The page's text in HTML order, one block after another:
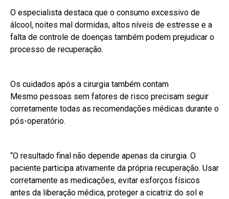
O especialista destaca que o consumo excessivo de
álcool, noites mal dormidas, altos níveis de estresse e a
falta de controle de doenças também podem prejudicar o
processo de recuperação.
Os cuidados após a cirurgia também contam
Mesmo pessoas sem fatores de risco precisam seguir
corretamente todas as recomendações médicas durante o
pós-operatório.
“O resultado final não depende apenas da cirurgia. O
paciente participa ativamente da própria recuperação. Usar
corretamente as medicações, evitar esforços físicos
antes da liberação médica, proteger a cicatriz do sol e